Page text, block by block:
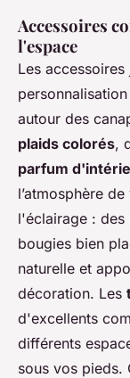
Accessoires
l'espace
Les
autour des
plaids colorés,
parfum
l’atmosphère
l'éclairage :
bougies bien
naturelle et
décoration. Les
d'excellents
différents
sous vos pieds.